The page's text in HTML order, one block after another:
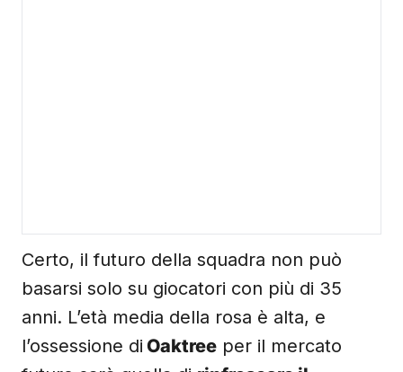
Certo, il futuro della squadra non può
basarsi solo su giocatori con più di 35
anni. L’età media della rosa è alta, e
l’ossessione di Oaktree per il mercato